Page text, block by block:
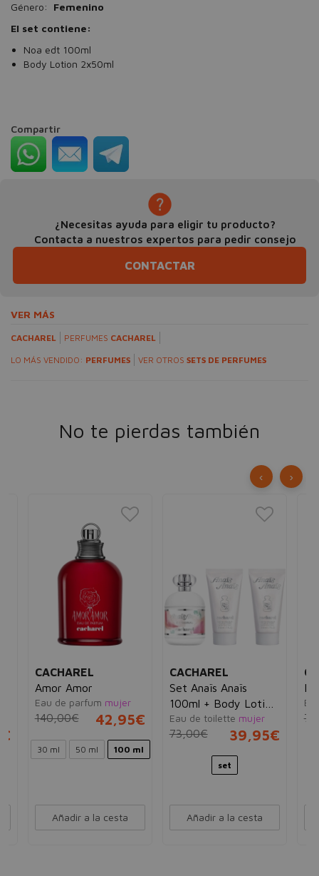
Género: Femenino
El set contiene:
Noa edt 100ml
Body Lotion 2x50ml
Compartir
¿Necesitas ayuda para eligir tu producto?
Contacta a nuestros expertos para pedir consejo
CONTACTAR
VER MÁS
CACHAREL PERFUMES CACHAREL
LO MÁS VENDIDO: PERFUMES VER OTROS SETS DE PERFUMES
No te pierdas también
CACHAREL
Amor Amor
Eau de parfum mujer
140,00€ 42,95€
30 ml 50 ml 100 ml
Añadir a la cesta
CACHAREL
Set Anaïs Anaïs
100ml + Body Lotion
2x50ml
Eau de toilette mujer
73,00€ 39,95€
set
Añadir a la cesta
‹ ›